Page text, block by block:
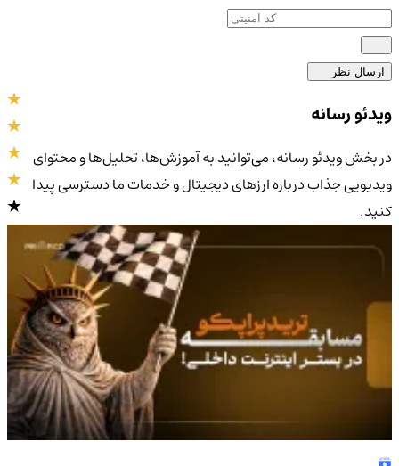
ارسال نظر
4.9/5
ویدئو رسانه
در بخش ویدئو رسانه، می‌توانید به آموزش‌ها، تحلیل‌ها و محتوای
ویدیویی جذاب درباره ارزهای دیجیتال و خدمات ما دسترسی پیدا
کنید.